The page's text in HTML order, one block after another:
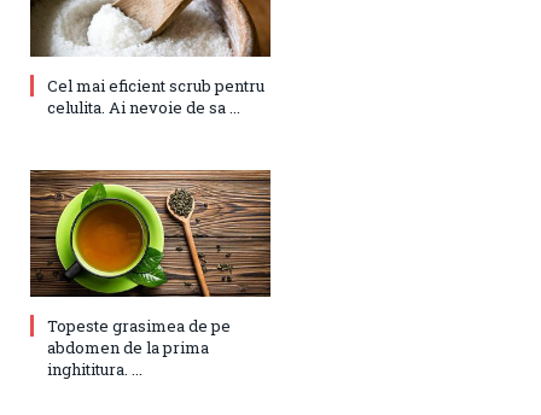
Cel mai eficient scrub pentru
celulita. Ai nevoie de sa ...
Topeste grasimea de pe
abdomen de la prima
inghititura. ...